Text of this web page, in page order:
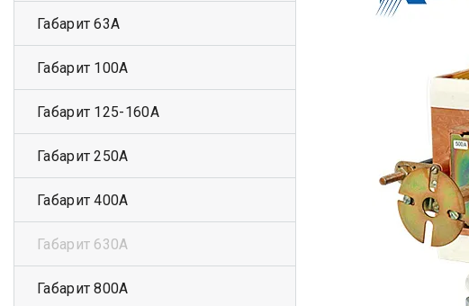
Габарит 63А
Габарит 100А
Габарит 125-160А
Габарит 250А
Габарит 400А
Габарит 630А
Габарит 800А